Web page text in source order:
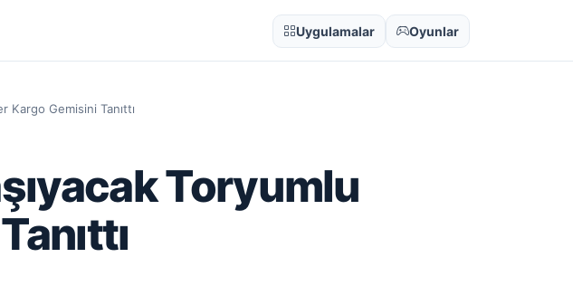
Uygulamalar Oyunlar
Kargo Gemisini Tanıttı
Toryumlu